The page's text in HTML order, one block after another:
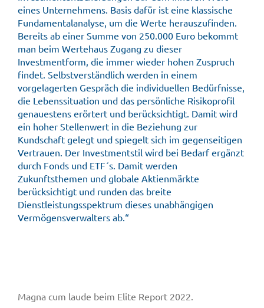
eines Unternehmens. Basis dafür ist eine klassische
Fundamentalanalyse, um die Werte herauszufinden.
Bereits ab einer Summe von 250.000 Euro bekommt
man beim Wertehaus Zugang zu dieser
Investmentform, die immer wieder hohen Zuspruch
findet. Selbstverständlich werden in einem
vorgelagerten Gespräch die individuellen Bedürfnisse,
die Lebenssituation und das persönliche Risikoprofil
genauestens erörtert und berücksichtigt. Damit wird
ein hoher Stellenwert in die Beziehung zur
Kundschaft gelegt und spiegelt sich im gegenseitigen
Vertrauen. Der Investmentstil wird bei Bedarf ergänzt
durch Fonds und ETF´s. Damit werden
Zukunftsthemen und globale Aktienmärkte
berücksichtigt und runden das breite
Dienstleistungsspektrum dieses unabhängigen
Vermögensverwalters ab.“
Magna cum laude beim Elite Report 2022.